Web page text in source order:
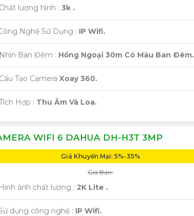
lượng hình : 3k .
Nghệ Sử Dụng : IP Wifi.
Ban Đêm : Hồng Ngoại 30m Có Màu Ban Ðêm.
Tạo Camera Xoay 360.
Hợp : Thu Âm Và Loa.
WIFI 6 DAHUA DH-H3T 3MP
Giá Khuyến Mại: 5%-35%
Giá Bán:
ảnh chất lượng : 2K Lite .
dụng công nghệ : IP Wifi.